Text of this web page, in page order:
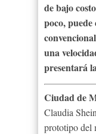
de bajo
poco,
una
presentará
Ciudad de
Claudia
prototipo del